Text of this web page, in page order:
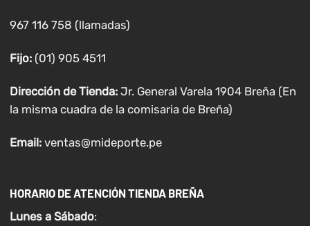
967 116 758 (llamadas)
Fijo:(01) 905 4511
Dirección de Tienda: Jr. General Varela 1904 Breña (En
la misma cuadra de la comisaria de Breña)
Email: ventas@mideporte.pe
HORARIO DE ATENCIÓN TIENDA BREÑA
Lunes a Sábado: